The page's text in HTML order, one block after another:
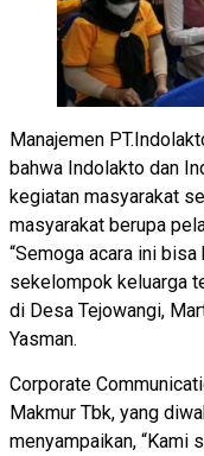
Manajemen
bahwa Indolakto dan
kegiatan masyarakat
masyarakat berupa
“Semoga acara ini
sekelompok keluarga
di Desa Tejowangi,
Yasman.
Corporate
Makmur Tbk, yang
menyampaikan, “Kami